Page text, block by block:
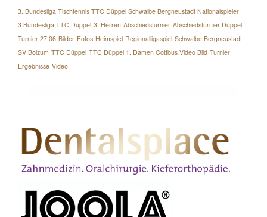
3. Bundesliga Tischtennis TTC Düppel Schwalbe Bergneustadt Nationalspieler
3.Bundesliga TTC Düppel 3. Herren Abschiedsturnier Abschiedsturnier Düppel
Turnier 27.06 Bilder Fotos Heimspiel Regionalligaspiel Schwalbe Bergneustadt
SV Bolzum TTC Düppel TTC Düppel 1. Damen Cottbus Video Bild Turnier
Ergebnisse Video